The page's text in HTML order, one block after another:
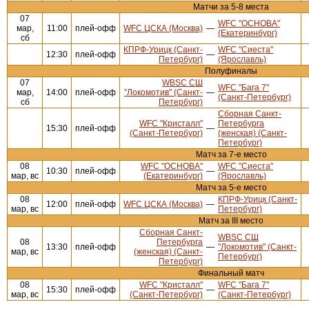
Матчи за 5-8 места
07
мар,
сб
11:00 плей-офф WFC ЦСКА (Москва) — WFC "ОСНОВА"
(Екатеринбург)
12:30 плей-офф
КПРФ-Урицк (Санкт-
Петербург) — WFC "Сиеста"
(Ярославль)
Полуфиналы
07
мар,
сб
14:00 плей-офф
WBSC СШ
"Локомотив" (Санкт-
Петербург)
— WFC "Бага 7"
(Санкт-Петербург)
15:30 плей-офф
WFC "Кристалл"
(Санкт-Петербург) —
Сборная Санкт-
Петербурга
(женская) (Санкт-
Петербург)
Матч за 7-е место
08
мар, вс
10:30 плей-офф
WFC "ОСНОВА"
(Екатеринбург) — WFC "Сиеста"
(Ярославль)
Матч за 5-е место
08
мар, вс
12:00 плей-офф WFC ЦСКА (Москва) — КПРФ-Урицк (Санкт-
Петербург)
Матч за III место
08
мар, вс
13:30 плей-офф
Сборная Санкт-
Петербурга
(женская) (Санкт-
Петербург)
—
WBSC СШ
"Локомотив" (Санкт-
Петербург)
Финальный матч
08
мар, вс
15:30 плей-офф
WFC "Кристалл"
(Санкт-Петербург) — WFC "Бага 7"
(Санкт-Петербург)